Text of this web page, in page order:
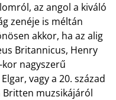
az angol a kiváló
zenéje is méltán
akkor, ha az alig
Britannicus, Henry
nagyszerű
vagy a 20. század
muzsikájáról